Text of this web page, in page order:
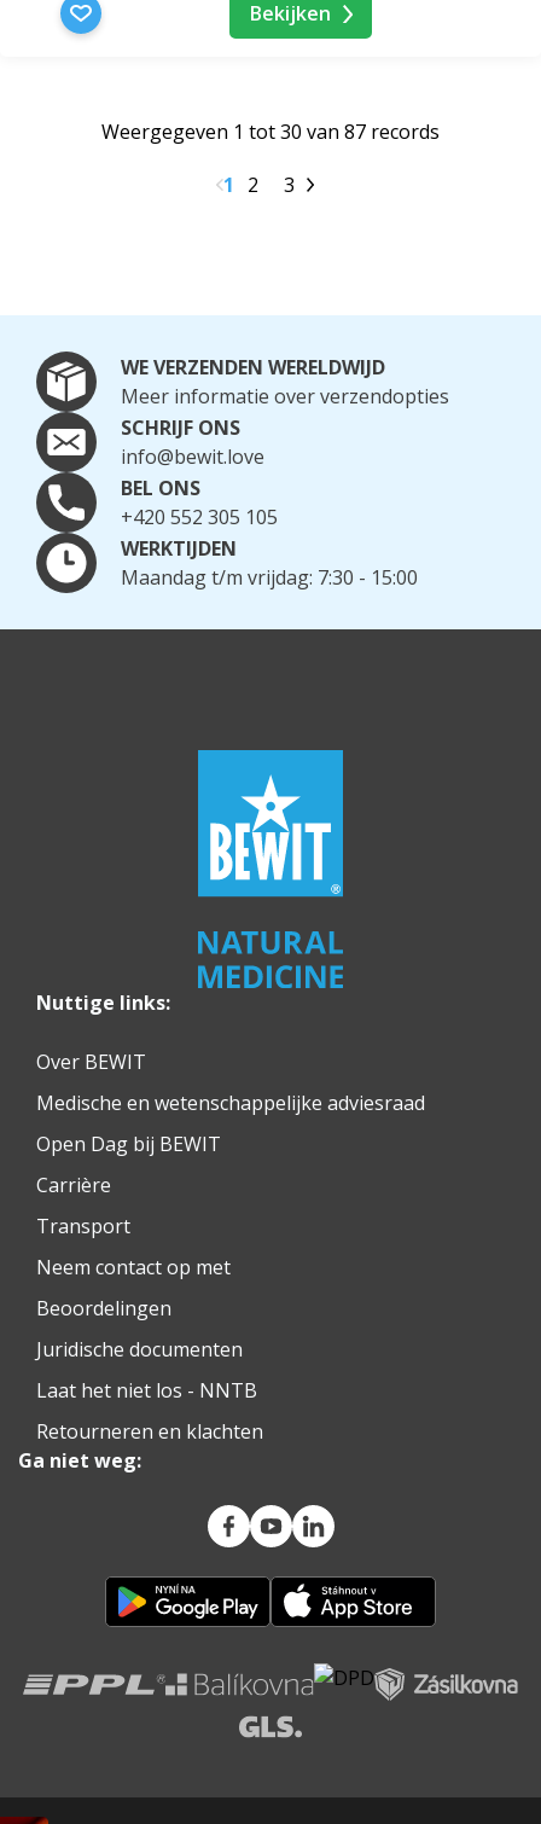
Bekijken
Weergegeven 1 tot 30 van 87 records
1
2 3
WE VERZENDEN WERELDWIJD
Meer informatie over verzendopties
SCHRIJF ONS
info@bewit.love
BEL ONS
+420 552 305 105
WERKTIJDEN
Maandag t/m vrijdag: 7:30 - 15:00
Nuttige links:
Over BEWIT
Medische en wetenschappelijke adviesraad
Open Dag bij BEWIT
Carrière
Transport
Neem contact op met
Beoordelingen
Juridische documenten
Laat het niet los - NNTB
Retourneren en klachten
Ga niet weg: